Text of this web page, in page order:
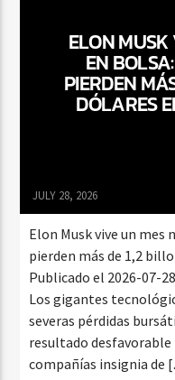
CURRENT SHOW
FIESTA
ELON
EN
PIERDEN
DÓLARES
JULY 28, 2026
Elon Musk vive un mes
pierden más de 1,2
Publicado el 2026-07-
Los gigantes
severas pérdidas
resultado desfavorable
compañías insignia de